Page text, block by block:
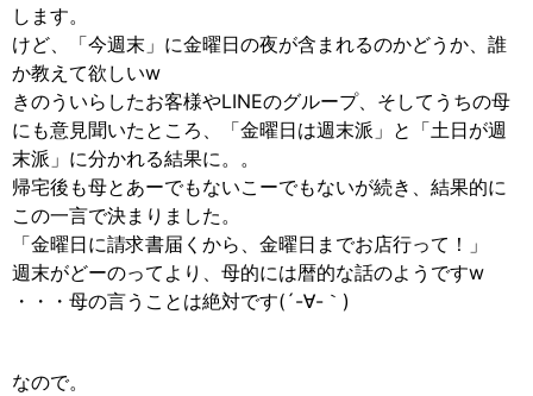
します。
けど、「今週末」に金曜日の夜が含まれるのかどうか、誰
か教えて欲しいw
きのういらしたお客様やLINEのグループ、そしてうちの母
にも意見聞いたところ、「金曜日は週末派」と「土日が週
末派」に分かれる結果に。。
帰宅後も母とあーでもないこーでもないが続き、結果的に
この一言で決まりました。
「金曜日に請求書届くから、金曜日までお店行って！」
週末がどーのってより、母的には暦的な話のようですw
・・・母の言うことは絶対です(´-∀-｀)
なので。